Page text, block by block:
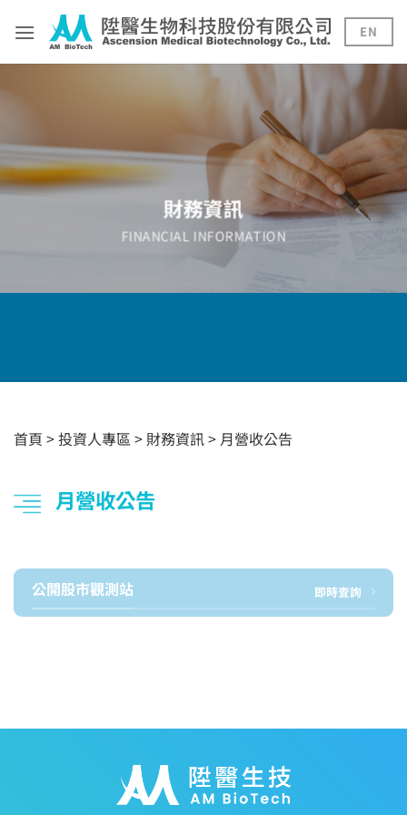
content
EN
財務資訊
FINANCIAL INFORMATION
首頁 >投資人專區 > 財務資訊 > 月營收公告
月營收公告
公開股市觀測站 即時查詢